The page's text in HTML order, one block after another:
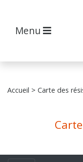
Menu
Accueil > Carte des